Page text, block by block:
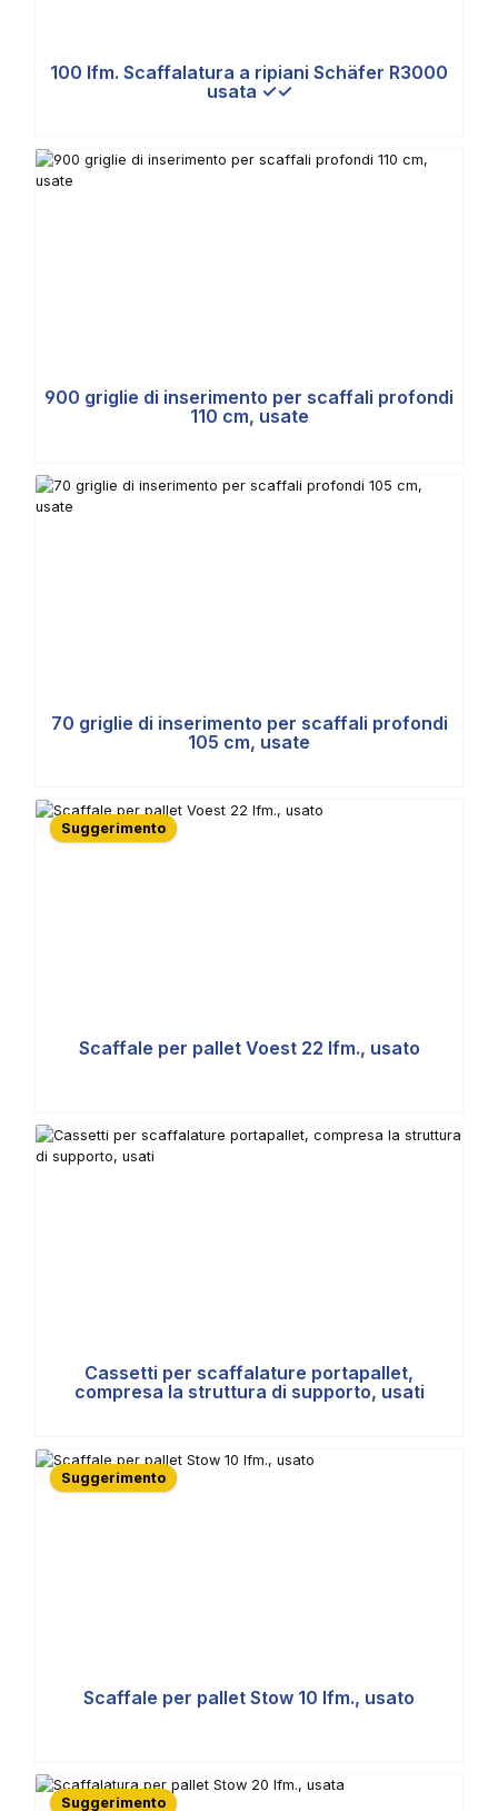
100 lfm. Scaffalatura a ripiani Schäfer R3000
usata ✓✓
900 griglie di inserimento per scaffali profondi
110 cm, usate
70 griglie di inserimento per scaffali profondi
105 cm, usate
Suggerimento
Scaffale per pallet Voest 22 lfm., usato
Cassetti per scaffalature portapallet,
compresa la struttura di supporto, usati
Suggerimento
Scaffale per pallet Stow 10 lfm., usato
Suggerimento